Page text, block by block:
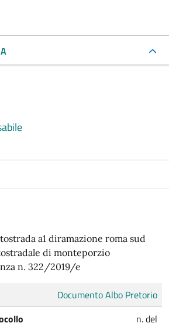
a1 diramazione roma sud
di monteporzio
n. 322/2019/e
Documento Albo Pretorio
n. del